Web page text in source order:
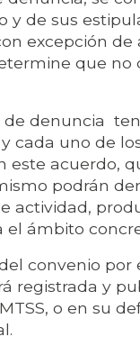
y de sus
excepción
que no
de denuncia
cada uno de
este acuerdo,
podrán
actividad,
el ámbito
convenio por
registrada y
o en su